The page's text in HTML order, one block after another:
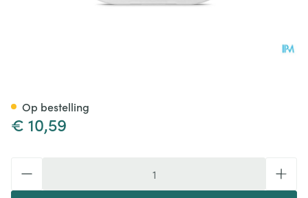
€ 10,59
Op bestelling